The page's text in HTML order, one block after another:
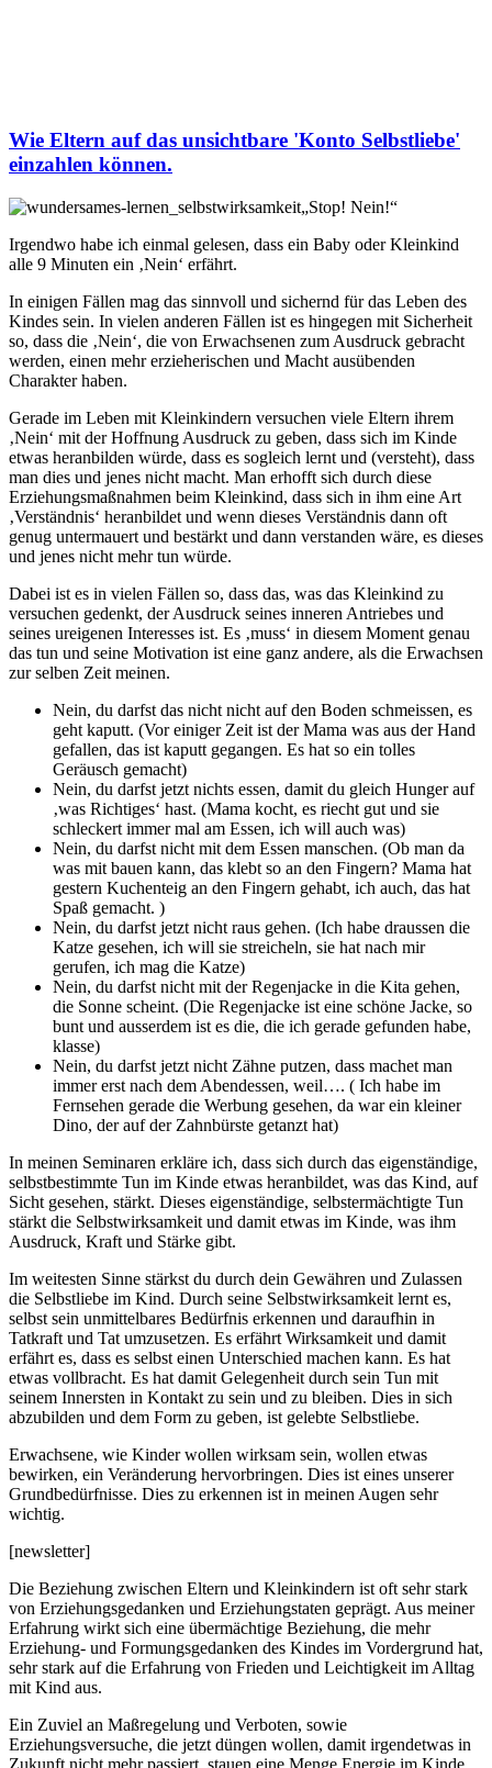
Wie Eltern auf das unsichtbare 'Konto Selbstliebe'
einzahlen können.
„Stop! Nein!“
Irgendwo habe ich einmal gelesen, dass ein Baby oder Kleinkind
alle 9 Minuten ein ‚Nein‘ erfährt.
In einigen Fällen mag das sinnvoll und sichernd für das Leben des
Kindes sein. In vielen anderen Fällen ist es hingegen mit Sicherheit
so, dass die ‚Nein‘, die von Erwachsenen zum Ausdruck gebracht
werden, einen mehr erzieherischen und Macht ausübenden
Charakter haben.
Gerade im Leben mit Kleinkindern versuchen viele Eltern ihrem
‚Nein‘ mit der Hoffnung Ausdruck zu geben, dass sich im Kinde
etwas heranbilden würde, dass es sogleich lernt und (versteht), dass
man dies und jenes nicht macht. Man erhofft sich durch diese
Erziehungsmaßnahmen beim Kleinkind, dass sich in ihm eine Art
‚Verständnis‘ heranbildet und wenn dieses Verständnis dann oft
genug untermauert und bestärkt und dann verstanden wäre, es dieses
und jenes nicht mehr tun würde.
Dabei ist es in vielen Fällen so, dass das, was das Kleinkind zu
versuchen gedenkt, der Ausdruck seines inneren Antriebes und
seines ureigenen Interesses ist. Es ‚muss‘ in diesem Moment genau
das tun und seine Motivation ist eine ganz andere, als die Erwachsen
zur selben Zeit meinen.
Nein, du darfst das nicht nicht auf den Boden schmeissen, es
geht kaputt. (Vor einiger Zeit ist der Mama was aus der Hand
gefallen, das ist kaputt gegangen. Es hat so ein tolles
Geräusch gemacht)
Nein, du darfst jetzt nichts essen, damit du gleich Hunger auf
‚was Richtiges‘ hast. (Mama kocht, es riecht gut und sie
schleckert immer mal am Essen, ich will auch was)
Nein, du darfst nicht mit dem Essen manschen. (Ob man da
was mit bauen kann, das klebt so an den Fingern? Mama hat
gestern Kuchenteig an den Fingern gehabt, ich auch, das hat
Spaß gemacht. )
Nein, du darfst jetzt nicht raus gehen. (Ich habe draussen die
Katze gesehen, ich will sie streicheln, sie hat nach mir
gerufen, ich mag die Katze)
Nein, du darfst nicht mit der Regenjacke in die Kita gehen,
die Sonne scheint. (Die Regenjacke ist eine schöne Jacke, so
bunt und ausserdem ist es die, die ich gerade gefunden habe,
klasse)
Nein, du darfst jetzt nicht Zähne putzen, dass machet man
immer erst nach dem Abendessen, weil…. ( Ich habe im
Fernsehen gerade die Werbung gesehen, da war ein kleiner
Dino, der auf der Zahnbürste getanzt hat)
In meinen Seminaren erkläre ich, dass sich durch das eigenständige,
selbstbestimmte Tun im Kinde etwas heranbildet, was das Kind, auf
Sicht gesehen, stärkt. Dieses eigenständige, selbstermächtigte Tun
stärkt die Selbstwirksamkeit und damit etwas im Kinde, was ihm
Ausdruck, Kraft und Stärke gibt.
Im weitesten Sinne stärkst du durch dein Gewähren und Zulassen
die Selbstliebe im Kind. Durch seine Selbstwirksamkeit lernt es,
selbst sein unmittelbares Bedürfnis erkennen und daraufhin in
Tatkraft und Tat umzusetzen. Es erfährt Wirksamkeit und damit
erfährt es, dass es selbst einen Unterschied machen kann. Es hat
etwas vollbracht. Es hat damit Gelegenheit durch sein Tun mit
seinem Innersten in Kontakt zu sein und zu bleiben. Dies in sich
abzubilden und dem Form zu geben, ist gelebte Selbstliebe.
Erwachsene, wie Kinder wollen wirksam sein, wollen etwas
bewirken, ein Veränderung hervorbringen. Dies ist eines unserer
Grundbedürfnisse. Dies zu erkennen ist in meinen Augen sehr
wichtig.
[newsletter]
Die Beziehung zwischen Eltern und Kleinkindern ist oft sehr stark
von Erziehungsgedanken und Erziehungstaten geprägt. Aus meiner
Erfahrung wirkt sich eine übermächtige Beziehung, die mehr
Erziehung- und Formungsgedanken des Kindes im Vordergrund hat,
sehr stark auf die Erfahrung von Frieden und Leichtigkeit im Alltag
mit Kind aus.
Ein Zuviel an Maßregelung und Verboten, sowie
Erziehungsversuche, die jetzt düngen wollen, damit irgendetwas in
Zukunft nicht mehr passiert, stauen eine Menge Energie im Kinde